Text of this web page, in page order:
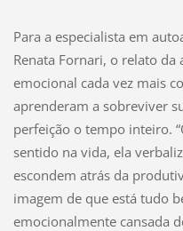
Para a especialista em
Renata Fornari, o relato
emocional cada vez mais
aprenderam a sobreviver
perfeição o tempo inteiro.
sentido na vida, ela
escondem atrás da
imagem de que está tudo
emocionalmente cansada